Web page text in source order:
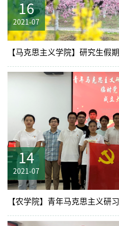
16
2021-07
【马克思主义学院】研究生假
14
2021-07
【农学院】青年马克思主义研